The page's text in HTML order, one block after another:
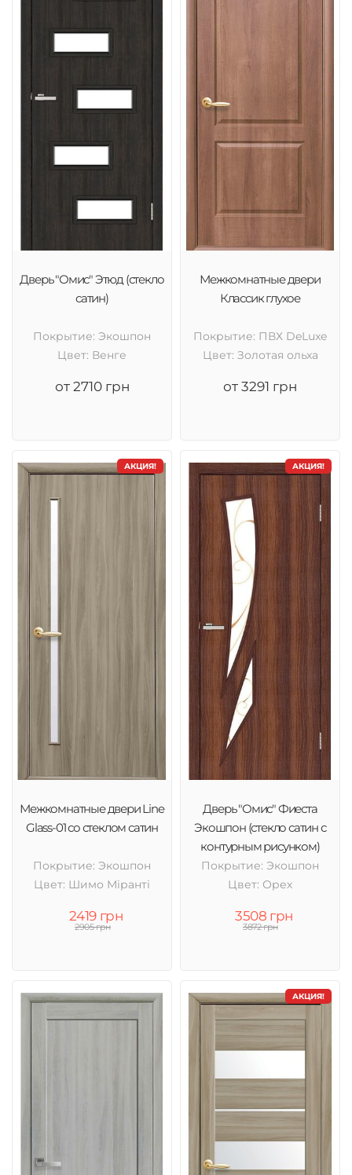
Дверь "Омис" Этюд (стекло
сатин)
Покрытие: Экошпон
Цвет: Венге
от 2710 грн
Межкомнатные двери
Классик глухое
Покрытие: ПВХ DeLuxe
Цвет: Золотая ольха
от 3291 грн
АКЦИЯ!
Межкомнатные двери Line
Glass-01 со стеклом сатин
Покрытие: Экошпон
Цвет: Шимо Міранті
2419 грн
2905 грн
АКЦИЯ!
Дверь "Омис" Фиеста
Экошпон (стекло сатин с
контурным рисунком)
Покрытие: Экошпон
Цвет: Орех
3508 грн
3872 грн
АКЦИЯ!